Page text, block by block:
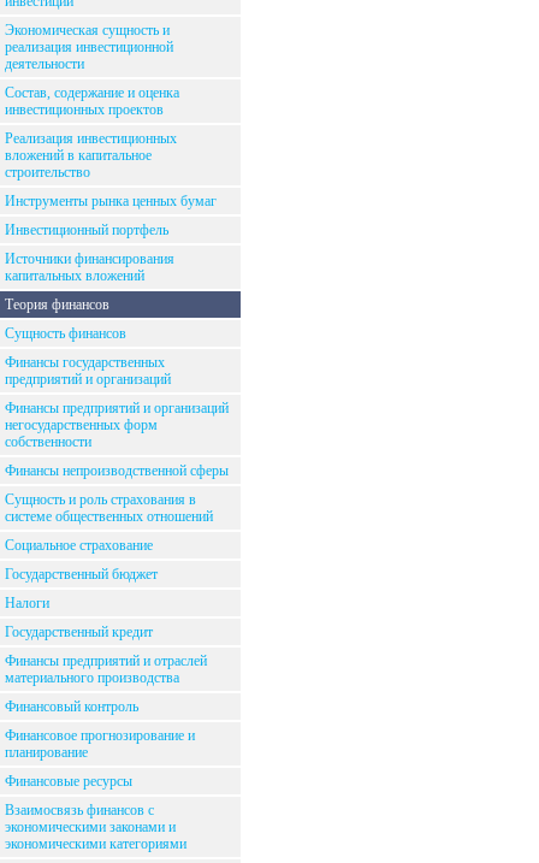
Экономическая сущность и
реализация инвестиционной
деятельности
Состав, содержание и оценка
инвестиционных проектов
Реализация инвестиционных
вложений в капитальное
строительство
Инструменты рынка ценных бумаг
Инвестиционный портфель
Источники финансирования
капитальных вложений
Теория финансов
Сущность финансов
Финансы государственных
предприятий и организаций
Финансы предприятий и организаций
негосударственных форм
собственности
Финансы непроизводственной сферы
Сущность и роль страхования в
системе общественных отношений
Социальное страхование
Государственный бюджет
Налоги
Государственный кредит
Финансы предприятий и отраслей
материального производства
Финансовый контроль
Финансовое прогнозирование и
планирование
Финансовые ресурсы
Взаимосвязь финансов с
экономическими законами и
экономическими категориями